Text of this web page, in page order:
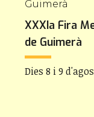
Guimerà
XXXIa Fira
de Guimerà
Dies 8 i 9